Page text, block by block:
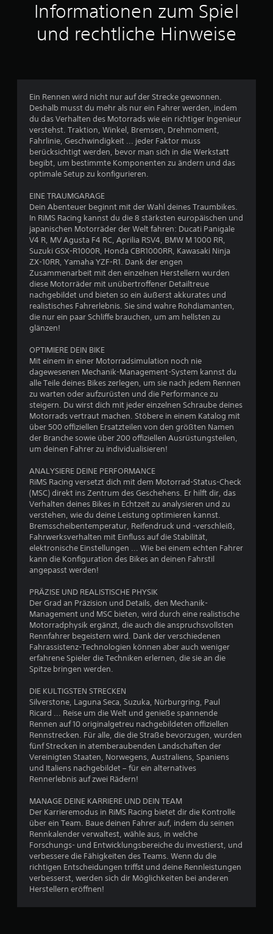
t
t
i
h
B
w
e
r
t
u
:
3
.
3
o
n
5
e
n
a
u
1
2
8
B
Informationen zum Spiel
und rechtliche Hinweise
Ein Rennen wird nicht nur auf der Strecke gewonnen.
Deshalb musst du mehr als nur ein Fahrer werden, indem
du das Verhalten des Motorrads wie ein richtiger Ingenieur
verstehst. Traktion, Winkel, Bremsen, Drehmoment,
Fahrlinie, Geschwindigkeit ... jeder Faktor muss
berücksichtigt werden, bevor man sich in die Werkstatt
begibt, um bestimmte Komponenten zu ändern und das
optimale Setup zu konfigurieren.
EINE TRAUMGARAGE
Dein Abenteuer beginnt mit der Wahl deines Traumbikes.
In RiMS Racing kannst du die 8 stärksten europäischen und
japanischen Motorräder der Welt fahren: Ducati Panigale
V4 R, MV Agusta F4 RC, Aprilia RSV4, BMW M 1000 RR,
Suzuki GSX-R1000R, Honda CBR1000RR, Kawasaki Ninja
ZX-10RR, Yamaha YZF-R1. Dank der engen
Zusammenarbeit mit den einzelnen Herstellern wurden
diese Motorräder mit unübertroffener Detailtreue
nachgebildet und bieten so ein äußerst akkurates und
realistisches Fahrerlebnis. Sie sind wahre Rohdiamanten,
die nur ein paar Schliffe brauchen, um am hellsten zu
glänzen!
OPTIMIERE DEIN BIKE
Mit einem in einer Motorradsimulation noch nie
dagewesenen Mechanik-Management-System kannst du
alle Teile deines Bikes zerlegen, um sie nach jedem Rennen
zu warten oder aufzurüsten und die Performance zu
steigern. Du wirst dich mit jeder einzelnen Schraube deines
Motorrads vertraut machen. Stöbere in einem Katalog mit
über 500 offiziellen Ersatzteilen von den größten Namen
der Branche sowie über 200 offiziellen Ausrüstungsteilen,
um deinen Fahrer zu individualisieren!
ANALYSIERE DEINE PERFORMANCE
RiMS Racing versetzt dich mit dem Motorrad-Status-Check
(MSC) direkt ins Zentrum des Geschehens. Er hilft dir, das
Verhalten deines Bikes in Echtzeit zu analysieren und zu
verstehen, wie du deine Leistung optimieren kannst.
Bremsscheibentemperatur, Reifendruck und -verschleiß,
Fahrwerksverhalten mit Einfluss auf die Stabilität,
elektronische Einstellungen ... Wie bei einem echten Fahrer
kann die Konfiguration des Bikes an deinen Fahrstil
angepasst werden!
PRÄZISE UND REALISTISCHE PHYSIK
Der Grad an Präzision und Details, den Mechanik-
Management und MSC bieten, wird durch eine realistische
Motorradphysik ergänzt, die auch die anspruchsvollsten
Rennfahrer begeistern wird. Dank der verschiedenen
Fahrassistenz-Technologien können aber auch weniger
erfahrene Spieler die Techniken erlernen, die sie an die
Spitze bringen werden.
DIE KULTIGSTEN STRECKEN
Silverstone, Laguna Seca, Suzuka, Nürburgring, Paul
Ricard ... Reise um die Welt und genieße spannende
Rennen auf 10 originalgetreu nachgebildeten offiziellen
Rennstrecken. Für alle, die die Straße bevorzugen, wurden
fünf Strecken in atemberaubenden Landschaften der
Vereinigten Staaten, Norwegens, Australiens, Spaniens
und Italiens nachgebildet – für ein alternatives
Rennerlebnis auf zwei Rädern!
MANAGE DEINE KARRIERE UND DEIN TEAM
Der Karrieremodus in RiMS Racing bietet dir die Kontrolle
über ein Team. Baue deinen Fahrer auf, indem du seinen
Rennkalender verwaltest, wähle aus, in welche
Forschungs- und Entwicklungsbereiche du investierst, und
verbessere die Fähigkeiten des Teams. Wenn du die
richtigen Entscheidungen triffst und deine Rennleistungen
verbesserst, werden sich dir Möglichkeiten bei anderen
Herstellern eröffnen!